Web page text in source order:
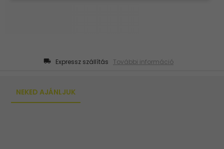
Expressz szállítás További információ
NEKED AJÁNLJUK